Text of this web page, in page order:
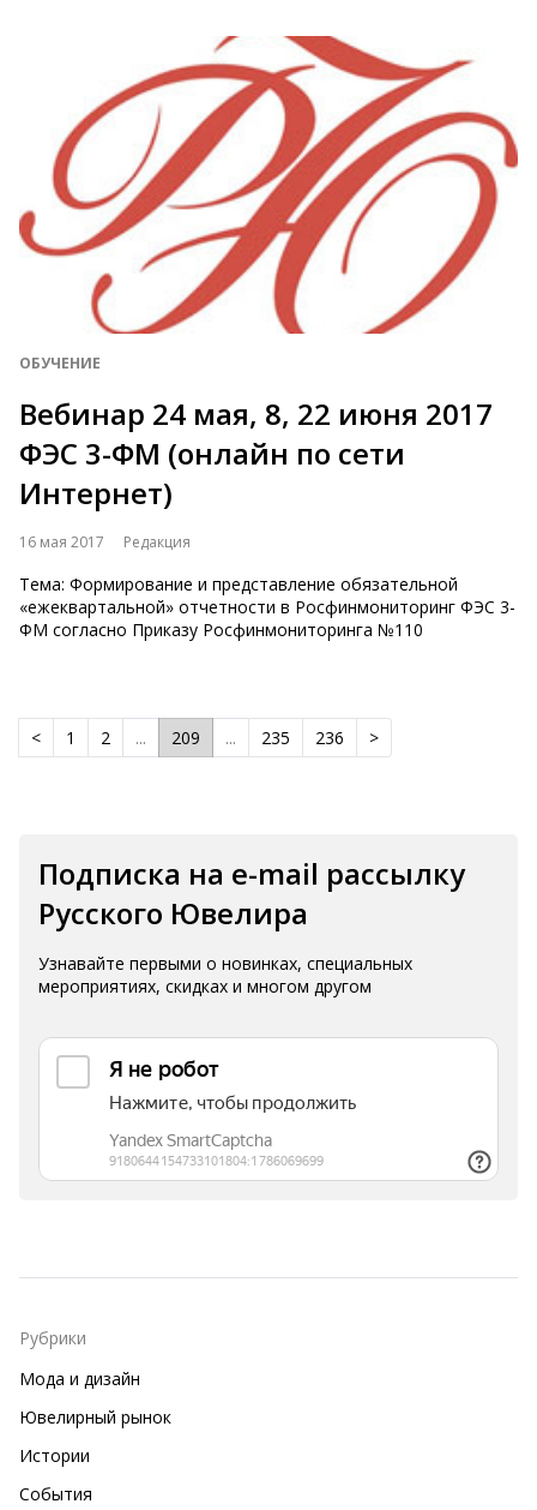
ОБУЧЕНИЕ
Вебинар 24 мая, 8, 22 июня 2017
ФЭС 3-ФМ (онлайн по сети
Интернет)
16 мая 2017 Редакция
Тема: Формирование и представление обязательной
«ежеквартальной» отчетности в Росфинмониторинг ФЭС 3-
ФМ согласно Приказу Росфинмониторинга №110
< 1 2 ... 209 ... 235 236 >
Подписка на e-mail рассылку
Русского Ювелира
Узнавайте первыми о новинках, специальных
мероприятиях, скидках и многом другом
Рубрики
Мода и дизайн
Ювелирный рынок
Истории
События